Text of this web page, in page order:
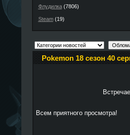
Флудилка(7806)
Steam(19)
Pokemon 18 сезон 40
Всем приятного просмотра!